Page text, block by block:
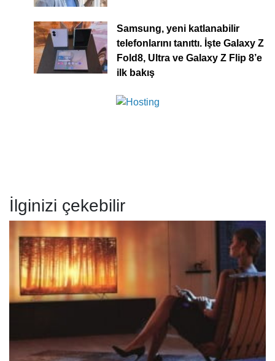
Samsung, yeni katlanabilir
telefonlarını tanıttı. İşte Galaxy Z
Fold8, Ultra ve Galaxy Z Flip 8’e
ilk bakış
İlginizi çekebilir